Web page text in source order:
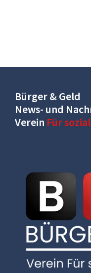
Bürger & Geld
News- und
Verein Für